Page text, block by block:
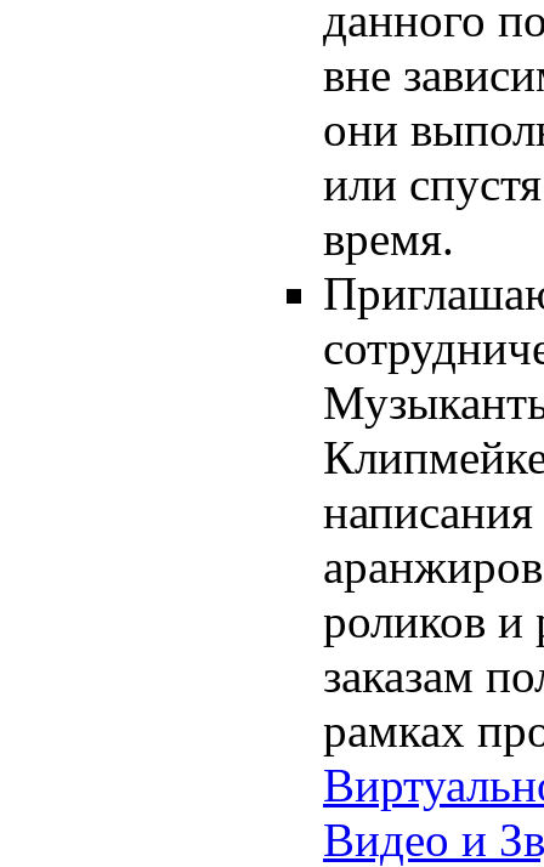
данного
вне
они
или
время.
роликов и
заказам
рамках
Видео и